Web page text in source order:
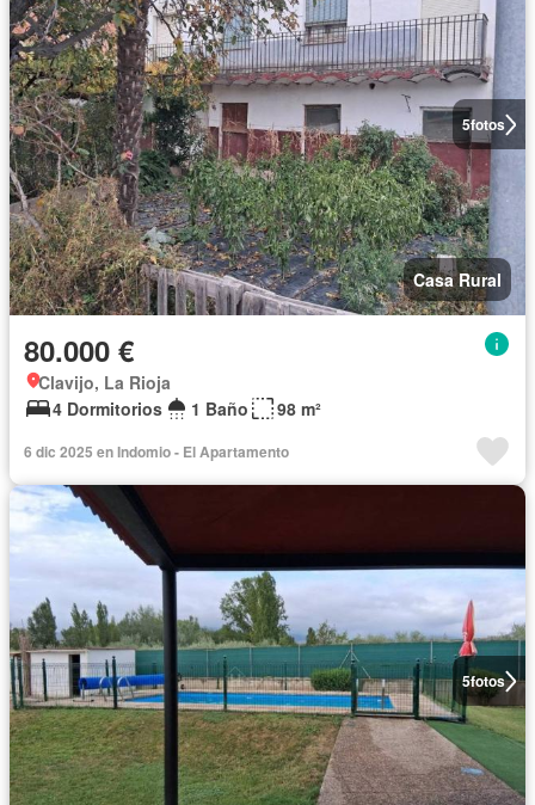
5fotos
Casa Rural
80.000 €
Clavijo, La Rioja
4 Dormitorios
1 Baño 98 m²
6 dic 2025 en Indomio - El Apartamento
5fotos